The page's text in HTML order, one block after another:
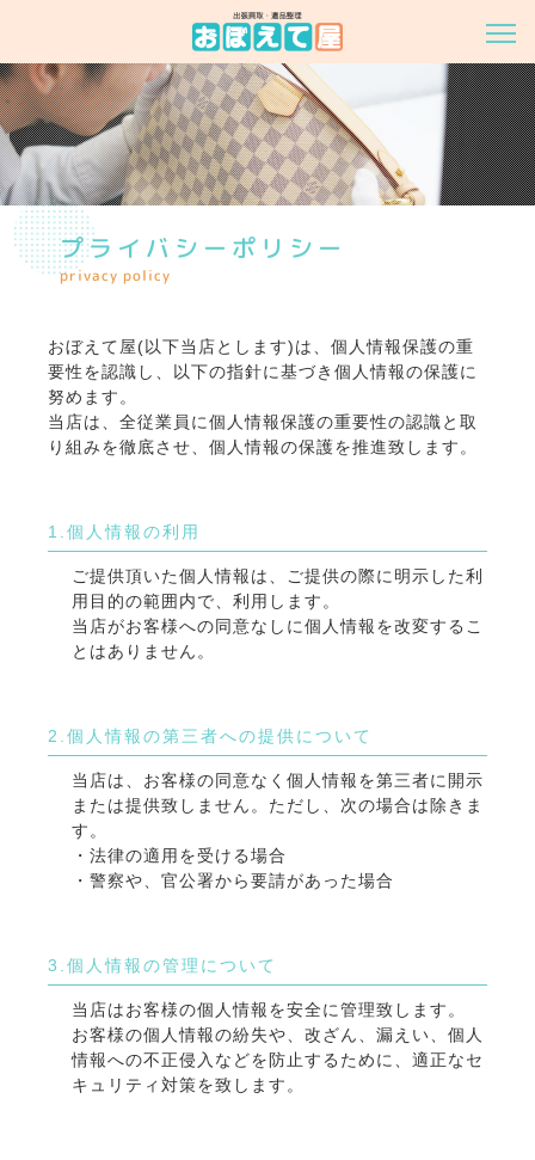
プライバシーポリシー
privacy policy
おぼえて屋(以下当店とします)は、個人情報保護の重
要性を認識し、以下の指針に基づき個人情報の保護に
努めます。
当店は、全従業員に個人情報保護の重要性の認識と取
り組みを徹底させ、個人情報の保護を推進致します。
1.個人情報の利用
ご提供頂いた個人情報は、ご提供の際に明示した利
用目的の範囲内で、利用します。
当店がお客様への同意なしに個人情報を改変するこ
とはありません。
2.個人情報の第三者への提供について
当店は、お客様の同意なく個人情報を第三者に開示
または提供致しません。ただし、次の場合は除きま
す。
・法律の適用を受ける場合
・警察や、官公署から要請があった場合
3.個人情報の管理について
当店はお客様の個人情報を安全に管理致します。
お客様の個人情報の紛失や、改ざん、漏えい、個人
情報への不正侵入などを防止するために、適正なセ
キュリティ対策を致します。